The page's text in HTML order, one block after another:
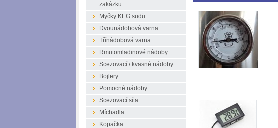
zakázku
Myčky KEG sudů
Dvounádobová varna
Třínádobová varna
Rmutomladinové nádoby
Scezovací / kvasné nádoby
Bojlery
Pomocné nádoby
Scezovací síta
Míchadla
Kopačka